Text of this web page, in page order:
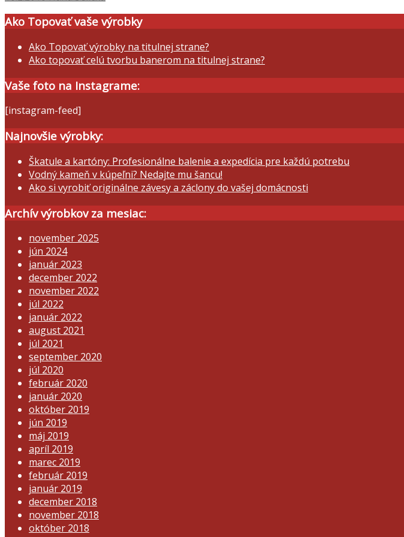
Ako Topovať vaše výrobky
Ako Topovať výrobky na titulnej strane?
Ako topovať celú tvorbu banerom na titulnej strane?
Vaše foto na Instagrame:
[instagram-feed]
Najnovšie výrobky:
Škatule a kartóny: Profesionálne balenie a expedícia pre každú potrebu
Vodný kameň v kúpeľni? Nedajte mu šancu!
Ako si vyrobiť originálne závesy a záclony do vašej domácnosti
Archív výrobkov za mesiac:
november 2025
jún 2024
január 2023
december 2022
november 2022
júl 2022
január 2022
august 2021
júl 2021
september 2020
júl 2020
február 2020
január 2020
október 2019
jún 2019
máj 2019
apríl 2019
marec 2019
február 2019
január 2019
december 2018
november 2018
október 2018